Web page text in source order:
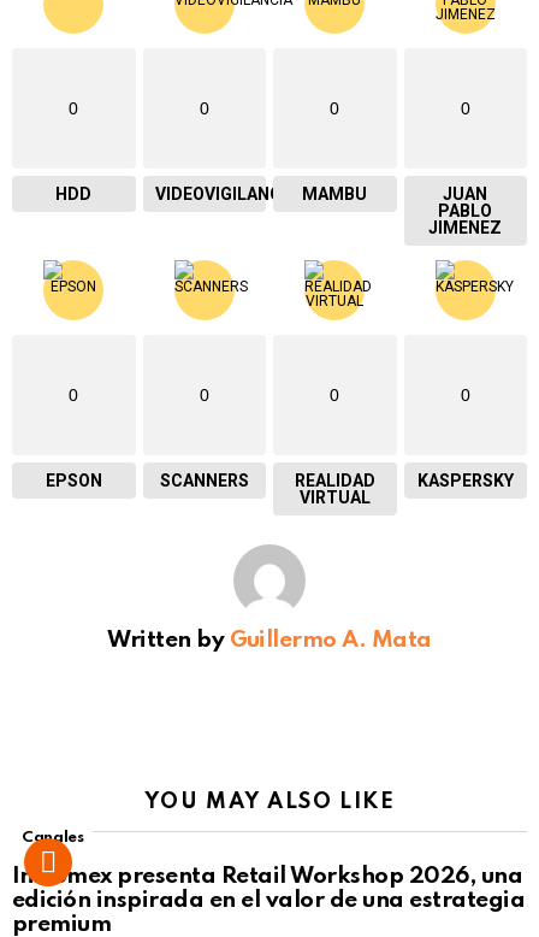
0
HDD
0
VIDEOVIGILANCIA
0
MAMBU
0
JUAN
PABLO
JIMENEZ
0
EPSON
0
SCANNERS
0
REALIDAD
VIRTUAL
0
KASPERSKY
Written by Guillermo A. Mata
YOU MAY ALSO LIKE
Canales
Intcomex presenta Retail Workshop 2026, una
edición inspirada en el valor de una estrategia
premium